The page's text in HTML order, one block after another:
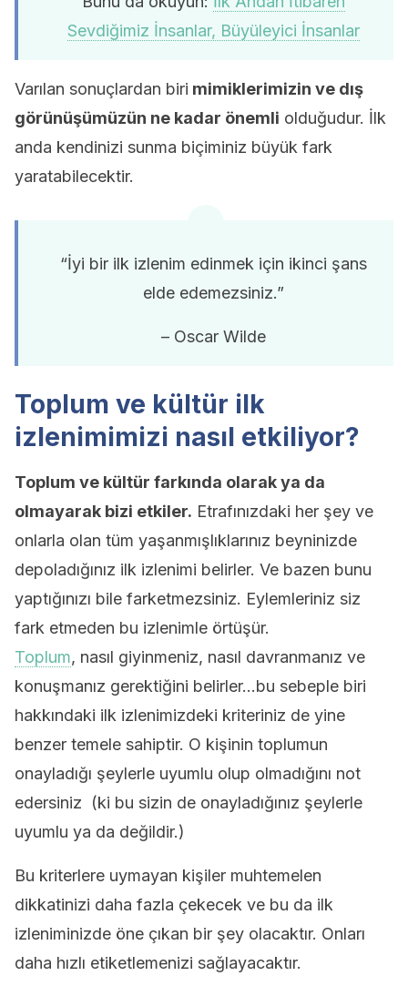
Sevdiğimiz İnsanlar, Büyüleyici İnsanlar
Varılan sonuçlardan biri mimiklerimizin ve dış
görünüşümüzün ne kadar önemli olduğudur. İlk
anda kendinizi sunma biçiminiz büyük fark
yaratabilecektir.
“İyi bir ilk izlenim edinmek için ikinci şans
elde edemezsiniz.”
– Oscar Wilde
Toplum ve kültür ilk
izlenimimizi nasıl etkiliyor?
Toplum ve kültür farkında olarak ya da
olmayarak bizi etkiler. Etrafınızdaki her şey ve
onlarla olan tüm yaşanmışlıklarınız beyninizde
depoladığınız ilk izlenimi belirler. Ve bazen bunu
yaptığınızı bile farketmezsiniz. Eylemleriniz siz
fark etmeden bu izlenimle örtüşür.
Toplum, nasıl giyinmeniz, nasıl davranmanız ve
konuşmanız gerektiğini belirler…bu sebeple biri
hakkındaki ilk izlenimizdeki kriteriniz de yine
benzer temele sahiptir. O kişinin toplumun
onayladığı şeylerle uyumlu olup olmadığını not
edersiniz (ki bu sizin de onayladığınız şeylerle
uyumlu ya da değildir.)
Bu kriterlere uymayan kişiler muhtemelen
dikkatinizi daha fazla çekecek ve bu da ilk
izleniminizde öne çıkan bir şey olacaktır. Onları
daha hızlı etiketlemenizi sağlayacaktır.